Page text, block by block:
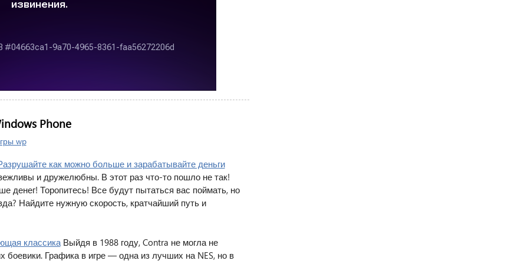
Phone
wp
как можно больше и зарабатывайте деньги
и дружелюбны. В этот раз что-то пошло не так!
денег! Торопитесь! Все будут пытаться вас поймать, но
Найдите нужную скорость, кратчайший путь и
классикаВыйдя в 1988 году, Contra не могла не
боевики. Графика в игре — одна из лучших на NES, но в